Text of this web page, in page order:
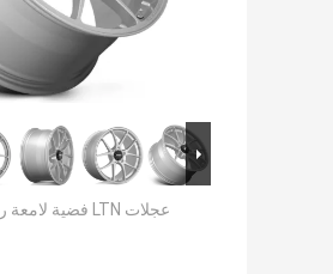
عجلات LTN فضية لامعة روتيفورم